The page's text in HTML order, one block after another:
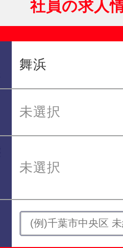
社員の求人
舞浜
未選択
未選択